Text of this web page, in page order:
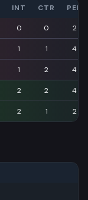
INT CTR PER
0 0 2
1 1 4
1 2 4
2 2 4
2 1 2